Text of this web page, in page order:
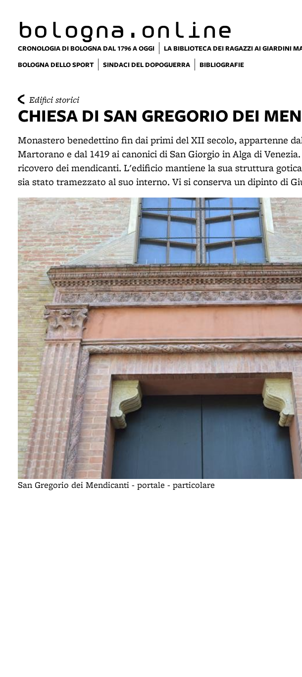
bologna.online
CRONOLOGIA DI BOLOGNA DAL 1796 A OGGI LA BIBLIOTECA DEI RAGAZZI AI GIARDINI
BOLOGNA DELLO SPORT
SINDACI DEL DOPOGUERRA BIBLIOGRAFIE
Edifici storici
CHIESA DI SAN GREGORIO DEI
Monastero benedettino fin dai primi del XII secolo, appartenne
Martorano e dal 1419 ai canonici di San Giorgio in Alga di
ricovero dei mendicanti. L'edificio mantiene la sua struttura
sia stato tramezzato al suo interno. Vi si conserva un dipinto di
San Gregorio dei Mendicanti - portale - particolare